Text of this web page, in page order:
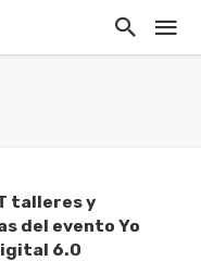
talleres y
del evento Yo
6.0